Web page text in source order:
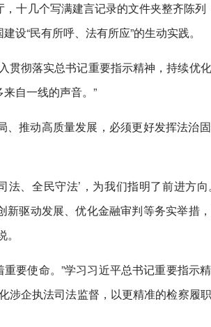
十几个写满建言记录的文件夹整齐陈
设“民有所呼、法有所应”的生动实践。
贯彻落实总书记重要指示精神，持续优
自一线的声音。”
推动高质量发展，必须更好发挥法治
法、全民守法’，为我们指明了前进方
驱动发展、优化金融审判等务实举措
要使命。”学习习近平总书记重要指示
涉企执法司法监督，以更精准的检察履